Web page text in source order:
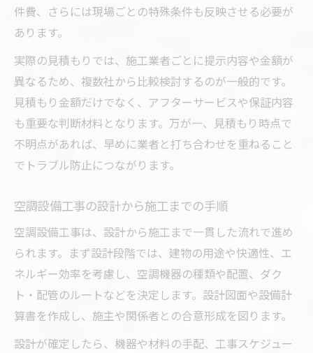
件費、さらには現場ごとの特殊条件も反映させる必要が
あります。
実際の見積もりでは、施工業者ごとに提示内容や金額が
異なるため、複数社から比較検討するのが一般的です。
見積もり金額だけでなく、アフターサービスや保証内容
も重要な判断材料となります。万が一、見積もり時点で
不明点があれば、早めに業者と打ち合わせを重ねること
でトラブル防止につながります。
空調設備工事の設計から施工までの手順
空調設備工事は、設計から施工まで一貫した流れで進め
られます。まず設計段階では、建物の用途や快適性、エ
ネルギー効率を考慮し、空調機器の種類や配置、ダク
ト・配管のルートなどを決定します。設計図面や設備計
算書を作成し、施主や関係者との合意形成を図ります。
設計が確定したら、機器や材料の手配、工事スケジュー